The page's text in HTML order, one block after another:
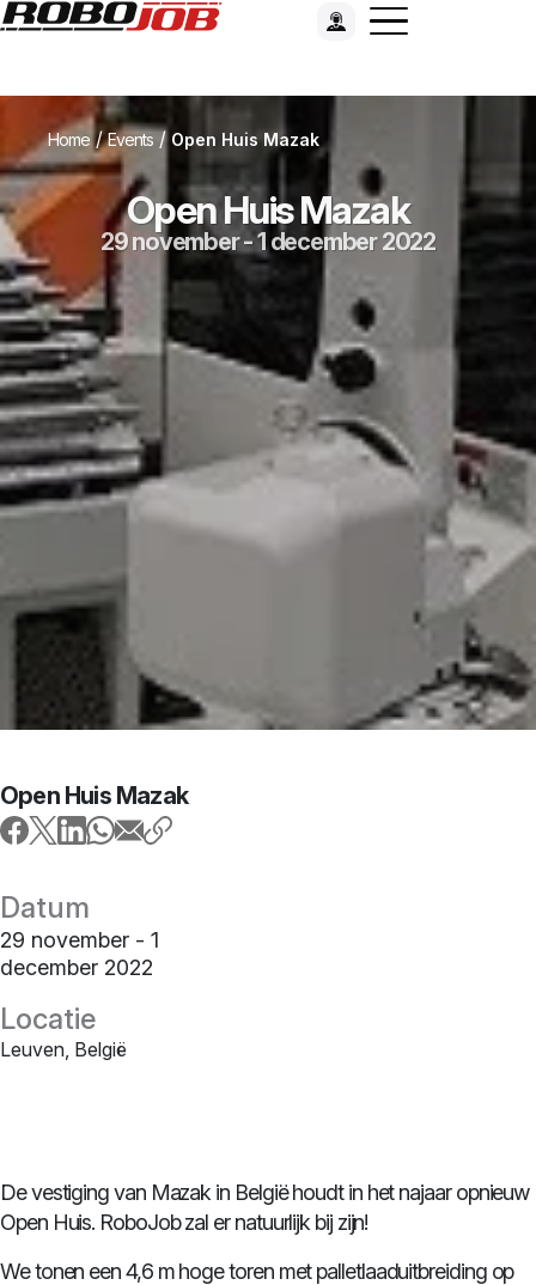
Home /Events/ Open Huis Mazak
Open Huis Mazak
29 november - 1 december 2022
Open Huis Mazak
Datum
29 november - 1
december 2022
Locatie
Leuven, België
De vestiging van Mazak in België houdt in het najaar opnieuw
Open Huis. RoboJob zal er natuurlijk bij zijn!
We tonen een 4,6 m hoge toren met palletlaaduitbreiding op